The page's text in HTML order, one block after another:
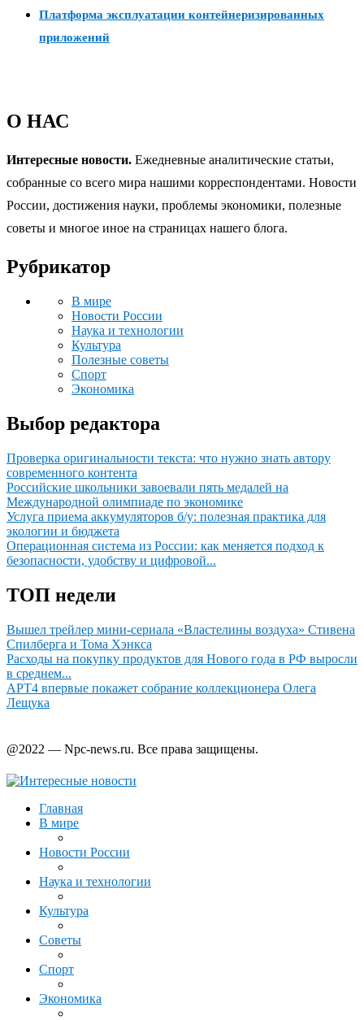
Платформа эксплуатации контейнеризированных
приложений
О НАС
Интересные новости. Ежедневные аналитические статьи,
собранные со всего мира нашими корреспондентами. Новости
России, достижения науки, проблемы экономики, полезные
советы и многое иное на страницах нашего блога.
Рубрикатор
В мире
Новости России
Наука и технологии
Культура
Полезные советы
Спорт
Экономика
Выбор редактора
Проверка оригинальности текста: что нужно знать автору
современного контента
Российские школьники завоевали пять медалей на
Международной олимпиаде по экономике
Услуга приема аккумуляторов б/у: полезная практика для
экологии и бюджета
Операционная система из России: как меняется подход к
безопасности, удобству и цифровой...
ТОП недели
Вышел трейлер мини-сериала «Властелины воздуха» Стивена
Спилберга и Тома Хэнкса
Расходы на покупку продуктов для Нового года в РФ выросли
в среднем...
АРТ4 впервые покажет собрание коллекционера Олега
Лещука
@2022 — Npc-news.ru. Все права защищены.
Главная
В мире
Новости России
Наука и технологии
Культура
Советы
Спорт
Экономика